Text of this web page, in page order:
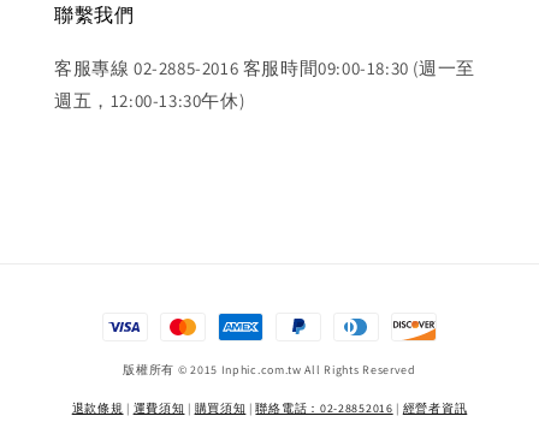
聯繫我們
客服專線 02-2885-2016 客服時間09:00-18:30 (週一至
週五，12:00-13:30午休)
版權所有 © 2015 Inphic.com.tw All Rights Reserved
退款條規 | 運費須知 | 購買須知 |聯絡電話：02-28852016 | 經營者資訊